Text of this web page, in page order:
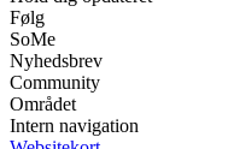
Følg
SoMe
Nyhedsbrev
Community
Området
Intern navigation